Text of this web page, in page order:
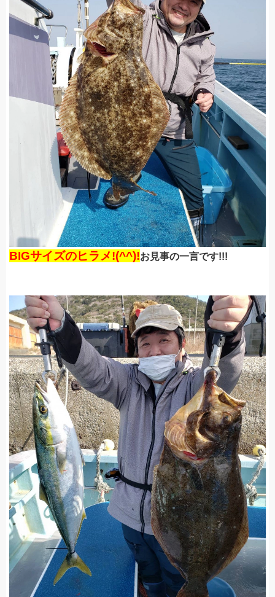
BIGサイズのヒラメ!(^^)!お見事の一言です!!!